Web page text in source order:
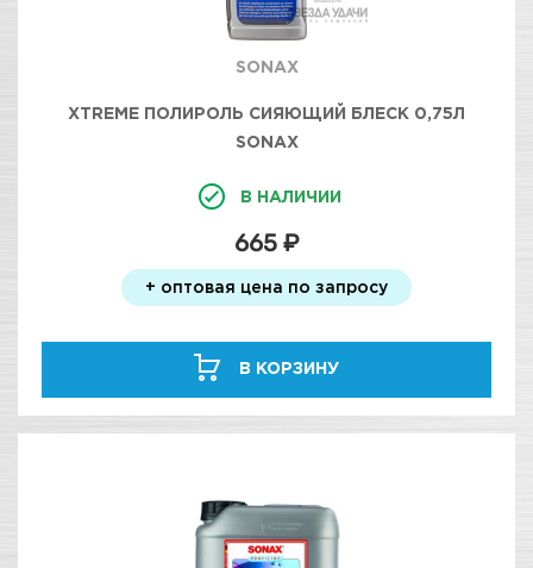
SONAX
XTREME ПОЛИРОЛЬ СИЯЮЩИЙ БЛЕСК 0,75Л
SONAX
В НАЛИЧИИ
665 ₽
+ оптовая цена по запросу
В КОРЗИНУ